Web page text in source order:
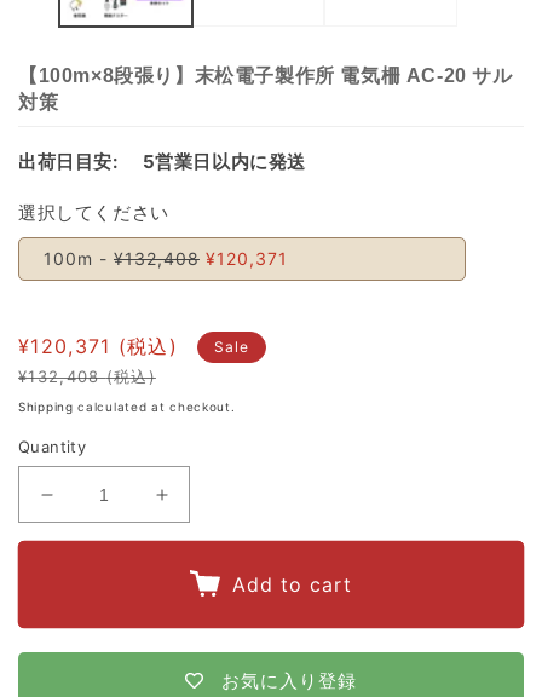
【100m×8段張り】末松電子製作所 電気柵 AC-20 サル
対策
出荷日目安: 5営業日以内に発送
選択してください
100m - ¥132,408 ¥120,371
Regular
price
¥132,408
Sale
price
¥120,371 Sale
Shipping calculated at checkout.
Quantity
quantity
quantity
Add to cart
お気に入り登録